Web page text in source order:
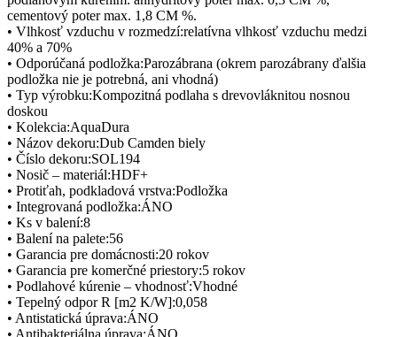
cementový poter max. 1,8 CM %.
• Vlhkosť vzduchu v rozmedzí:relatívna vlhkosť vzduchu medzi
40% a 70%
• Odporúčaná podložka:Parozábrana (okrem parozábrany ďalšia
podložka nie je potrebná, ani vhodná)
• Typ výrobku:Kompozitná podlaha s drevovláknitou nosnou
doskou
• Kolekcia:AquaDura
• Názov dekoru:Dub Camden biely
• Číslo dekoru:SOL194
• Nosič – materiál:HDF+
• Protiťah, podkladová vrstva:Podložka
• Integrovaná podložka:ÁNO
• Ks v balení:8
• Balení na palete:56
• Garancia pre domácnosti:20 rokov
• Garancia pre komerčné priestory:5 rokov
• Podlahové kúrenie – vhodnosť:Vhodné
• Tepelný odpor R [m2 K/W]:0,058
• Antistatická úprava:ÁNO